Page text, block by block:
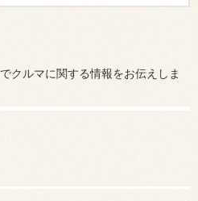
クルマに関する情報をお伝えしま